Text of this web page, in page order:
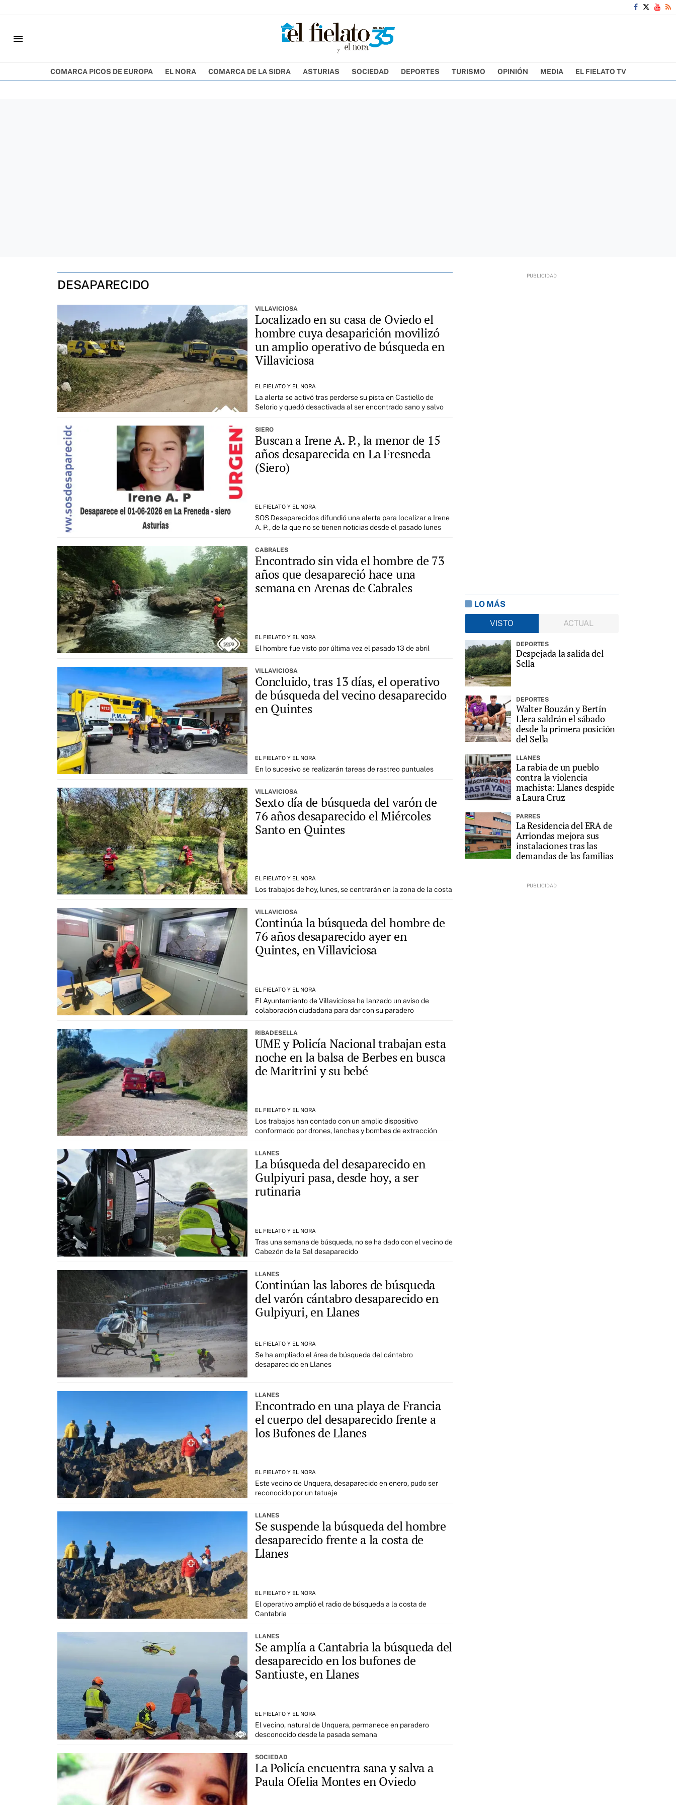
menu
COMARCA PICOS DE EUROPA EL NORA COMARCA DE LA SIDRA ASTURIAS SOCIEDAD DEPORTES TURISMO OPINIÓN MEDIA EL FIELATO TV
DESAPARECIDO
VILLAVICIOSA
Localizado en su casa de Oviedo el
hombre cuya desaparición movilizó
un amplio operativo de búsqueda en
Villaviciosa
EL FIELATO Y EL NORA
La alerta se activó tras perderse su pista en Castiello de
Selorio y quedó desactivada al ser encontrado sano y salvo
SIERO
Buscan a Irene A. P., la menor de 15
años desaparecida en La Fresneda
(Siero)
EL FIELATO Y EL NORA
SOS Desaparecidos difundió una alerta para localizar a Irene
A. P., de la que no se tienen noticias desde el pasado lunes
CABRALES
Encontrado sin vida el hombre de 73
años que desapareció hace una
semana en Arenas de Cabrales
EL FIELATO Y EL NORA
El hombre fue visto por última vez el pasado 13 de abril
VILLAVICIOSA
Concluido, tras 13 días, el operativo
de búsqueda del vecino desaparecido
en Quintes
EL FIELATO Y EL NORA
En lo sucesivo se realizarán tareas de rastreo puntuales
VILLAVICIOSA
Sexto día de búsqueda del varón de
76 años desaparecido el Miércoles
Santo en Quintes
EL FIELATO Y EL NORA
Los trabajos de hoy, lunes, se centrarán en la zona de la costa
VILLAVICIOSA
Continúa la búsqueda del hombre de
76 años desaparecido ayer en
Quintes, en Villaviciosa
EL FIELATO Y EL NORA
El Ayuntamiento de Villaviciosa ha lanzado un aviso de
colaboración ciudadana para dar con su paradero
RIBADESELLA
UME y Policía Nacional trabajan esta
noche en la balsa de Berbes en busca
de Maritrini y su bebé
EL FIELATO Y EL NORA
Los trabajos han contado con un amplio dispositivo
conformado por drones, lanchas y bombas de extracción
LLANES
La búsqueda del desaparecido en
Gulpiyuri pasa, desde hoy, a ser
rutinaria
EL FIELATO Y EL NORA
Tras una semana de búsqueda, no se ha dado con el vecino de
Cabezón de la Sal desaparecido
LLANES
Continúan las labores de búsqueda
del varón cántabro desaparecido en
Gulpiyuri, en Llanes
EL FIELATO Y EL NORA
Se ha ampliado el área de búsqueda del cántabro
desaparecido en Llanes
LLANES
Encontrado en una playa de Francia
el cuerpo del desaparecido frente a
los Bufones de Llanes
EL FIELATO Y EL NORA
Este vecino de Unquera, desaparecido en enero, pudo ser
reconocido por un tatuaje
LLANES
Se suspende la búsqueda del hombre
desaparecido frente a la costa de
Llanes
EL FIELATO Y EL NORA
El operativo amplió el radio de búsqueda a la costa de
Cantabria
LLANES
Se amplía a Cantabria la búsqueda del
desaparecido en los bufones de
Santiuste, en Llanes
EL FIELATO Y EL NORA
El vecino, natural de Unquera, permanece en paradero
desconocido desde la pasada semana
SOCIEDAD
La Policía encuentra sana y salva a
Paula Ofelia Montes en Oviedo
LO MÁS
VISTO
ACTUAL
DEPORTES
Despejada la salida del
Sella
DEPORTES
Walter Bouzán y Bertín
Llera saldrán el sábado
desde la primera posición
del Sella
LLANES
La rabia de un pueblo
contra la violencia
machista: Llanes despide
a Laura Cruz
PARRES
La Residencia del ERA de
Arriondas mejora sus
instalaciones tras las
demandas de las familias